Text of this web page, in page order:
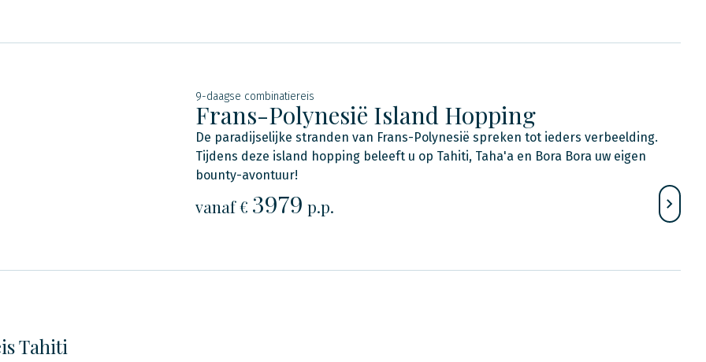
9-daagse combinatiereis
Frans-Polynesië Island Hopping
De paradijselijke stranden van Frans-Polynesië spreken tot ieders verbeelding.
Tijdens deze island hopping beleeft u op Tahiti, Taha'a en Bora Bora uw eigen
bounty-avontuur!
vanaf € 3979 p.p.
Tahiti